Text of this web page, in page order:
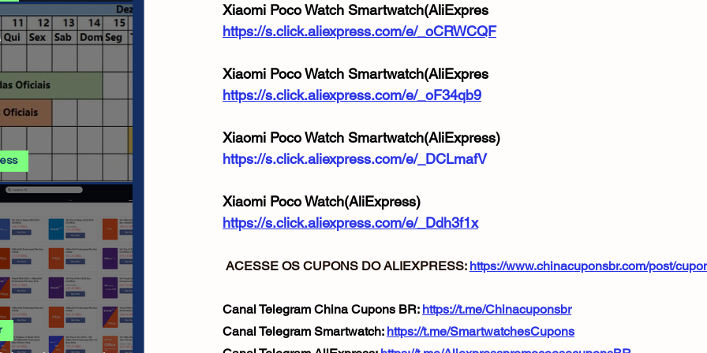
PROMOÇÕES AMAZON
- Calendário de
AGOSTO 2026
Xiaomi Poco Watch Smartwatch(AliExpres
https://s.click.aliexpress.com/e/_oCRWCQF
Xiaomi Poco Watch Smartwatch(AliExpres
https://s.click.aliexpress.com/e/_oF34qb9
Xiaomi Poco Watch Smartwatch(AliExpress)
https://s.click.aliexpress.com/e/_DCLmafV
Xiaomi Poco Watch(AliExpress)
https://s.click.aliexpress.com/e/_Ddh3f1x
ACESSE OS CUPONS DO ALIEXPRESS: https://www.chinacuponsbr.com/post/
Canal Telegram China Cupons BR: https://t.me/Chinacuponsbr
Canal Telegram Smartwatch: https://t.me/SmartwatchesCupons